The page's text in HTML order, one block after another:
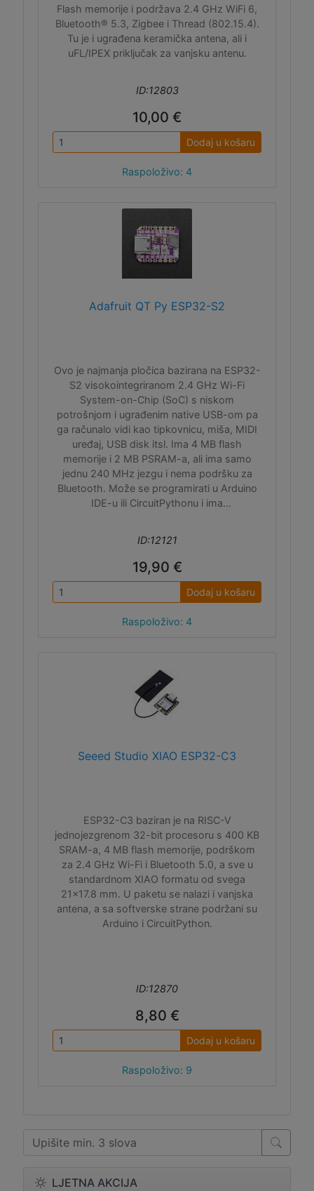
LJETNA AKCIJA
Flash memorije i podržava 2.4 GHz WiFi 6,
Bluetooth® 5.3, Zigbee i Thread (802.15.4).
Tu je i ugrađena keramička antena, ali i
uFL/IPEX priključak za vanjsku antenu.
ID:12803
10,00 €
Dodaj u košaru
Raspoloživo: 4
Adafruit QT Py ESP32-S2
Ovo je najmanja pločica bazirana na ESP32-
S2 visokointegriranom 2.4 GHz Wi-Fi
System-on-Chip (SoC) s niskom
potrošnjom i ugrađenim native USB-om pa
ga računalo vidi kao tipkovnicu, miša, MIDI
uređaj, USB disk itsl. Ima 4 MB flash
memorije i 2 MB PSRAM-a, ali ima samo
jednu 240 MHz jezgu i nema podršku za
Bluetooth. Može se programirati u Arduino
IDE-u ili CircuitPythonu i ima
ID:12121
19,90 €
Dodaj u košaru
Raspoloživo: 4
Seeed Studio XIAO ESP32-C3
ESP32-C3 baziran je na RISC-V
jednojezgrenom 32-bit procesoru s 400 KB
SRAM-a, 4 MB flash memorije, podrškom
za 2.4 GHz Wi-Fi i Bluetooth 5.0, a sve u
standardnom XIAO formatu od svega
21x17.8 mm. U paketu se nalazi i vanjska
antena, a sa softverske strane podržani su
Arduino i CircuitPython.
ID:12870
8,80 €
Dodaj u košaru
Raspoloživo: 9